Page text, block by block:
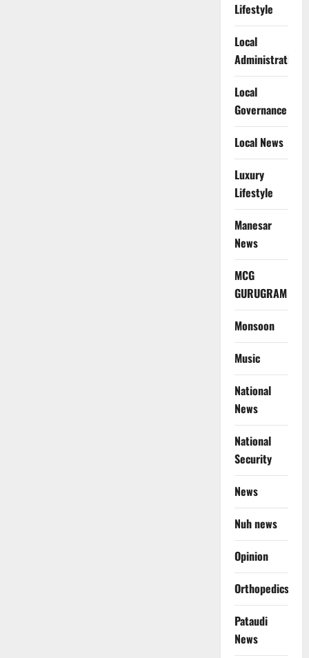
Lifestyle
Local
Administration
Local
Governance
Local News
Luxury
Lifestyle
Manesar
News
MCG
GURUGRAM
Monsoon
Music
National
News
National
Security
News
Nuh news
Opinion
Orthopedics
Pataudi
News